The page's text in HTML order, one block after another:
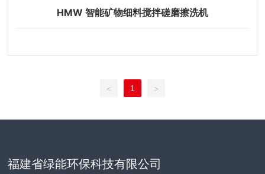
HMW 智能矿物细料搅拌磋磨擦洗机
< 1 >
福建省绿能环保科技有限公司